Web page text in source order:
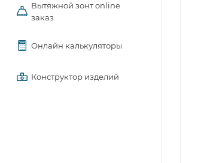
Вытяжной зонт online
заказ
Онлайн калькуляторы
Конструктор изделий